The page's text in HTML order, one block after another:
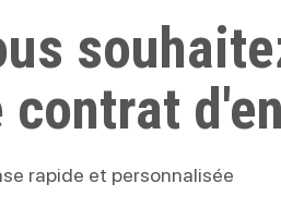
contrat
rapide et personnalisée